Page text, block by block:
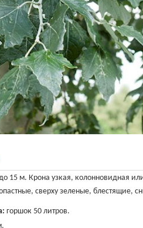
15 м. Крона узкая, колонновидная
сверху зеленые,
горшок 50 литров.